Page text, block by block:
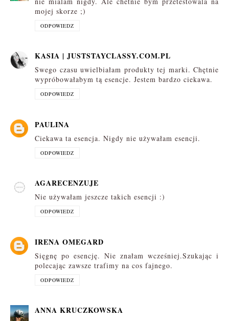
mojej skorze ;)
ODPOWIEDZ
KASIA | JUSTSTAYCLASSY.COM.PL
Swego czasu uwielbiałam produkty tej marki. Chętnie
wypróbowałabym tą esencje. Jestem bardzo ciekawa.
ODPOWIEDZ
PAULINA
Ciekawa ta esencja. Nigdy nie używałam esencji.
ODPOWIEDZ
AGARECENZUJE
Nie używałam jeszcze takich esencji :)
ODPOWIEDZ
IRENA OMEGARD
Sięgnę po esencję. Nie znałam wcześniej.Szukając i
polecając zawsze trafimy na cos fajnego.
ODPOWIEDZ
ANNA KRUCZKOWSKA